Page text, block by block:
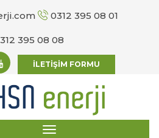
0312 395 08 01
395 08 08
İLETİŞİM FORMU